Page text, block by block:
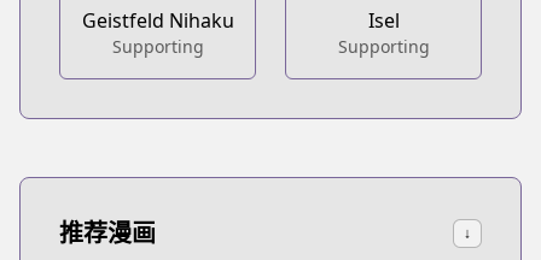
Geistfeld Nihaku
Supporting
Isel
Supporting
推荐漫画 ↓